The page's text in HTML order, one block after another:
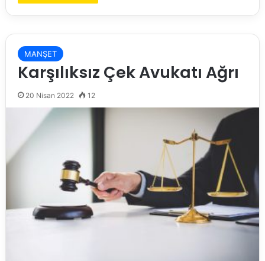
MANŞET
Karşılıksız Çek Avukatı Ağrı
20 Nisan 2022 12